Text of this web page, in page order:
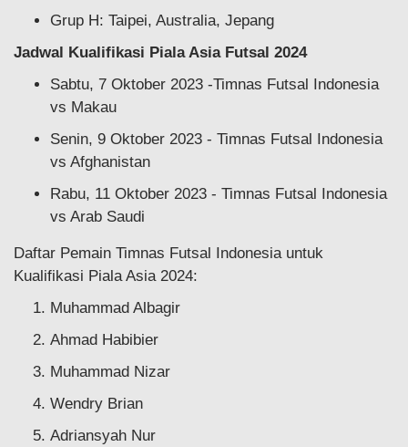
Grup H: Taipei, Australia, Jepang
Jadwal Kualifikasi Piala Asia Futsal 2024
Sabtu, 7 Oktober 2023 -Timnas Futsal Indonesia
vs Makau
Senin, 9 Oktober 2023 - Timnas Futsal Indonesia
vs Afghanistan
Rabu, 11 Oktober 2023 - Timnas Futsal Indonesia
vs Arab Saudi
Daftar Pemain Timnas Futsal Indonesia untuk
Kualifikasi Piala Asia 2024:
Muhammad Albagir
Ahmad Habibier
Muhammad Nizar
Wendry Brian
Adriansyah Nur